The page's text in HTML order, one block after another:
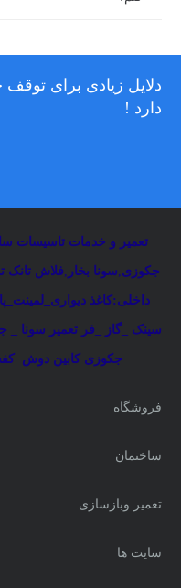
دلایل زیادی برای
دارد !
تعمیر و خدمات تاسیسات
جکوزی,سونا بخار ,فلاش تانک
داخلی:کاغذ
سینک _گاز _فر تعمیر سونا _
جکوزی کابین دوش
فروشگاه
ساختمان
تعمیر وبازسازی
سایت ها